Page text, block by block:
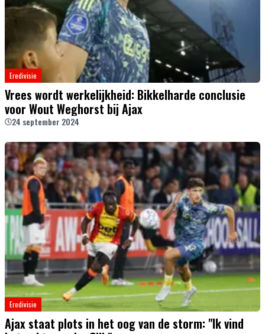
Eredivisie
Vrees wordt werkelijkheid: Bikkelharde conclusie
voor Wout Weghorst bij Ajax
24 september 2024
Eredivisie
Ajax staat plots in het oog van de storm: "Ik vind